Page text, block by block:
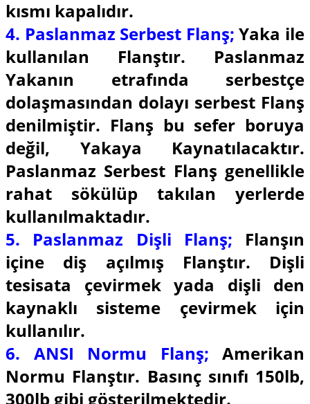
kısmı kapalıdır.
4. Paslanmaz Serbest Flanş; Yaka ile
kullanılan Flanştır. Paslanmaz
Yakanın etrafında serbestçe
dolaşmasından dolayı serbest Flanş
denilmiştir. Flanş bu sefer boruya
değil, Yakaya Kaynatılacaktır.
Paslanmaz Serbest Flanş genellikle
rahat sökülüp takılan yerlerde
kullanılmaktadır.
5. Paslanmaz Dişli Flanş; Flanşın
içine diş açılmış Flanştır. Dişli
tesisata çevirmek yada dişli den
kaynaklı sisteme çevirmek için
kullanılır.
6. ANSI Normu Flanş; Amerikan
Normu Flanştır. Basınç sınıfı 150lb,
300lb gibi gösterilmektedir.